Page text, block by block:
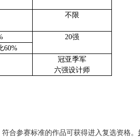
不限
20强
60%
冠亚季军
六强设计师
合参赛标准的作品可获得进入复选资格。